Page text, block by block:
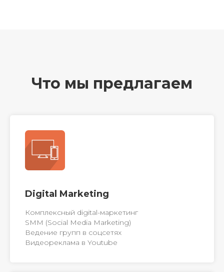
Что мы предлагаем
Digital Marketing
Комплексный digital-маркетинг
SMM (Social Media Marketing)
Ведение групп в соцсетях
Видеореклама в Youtube